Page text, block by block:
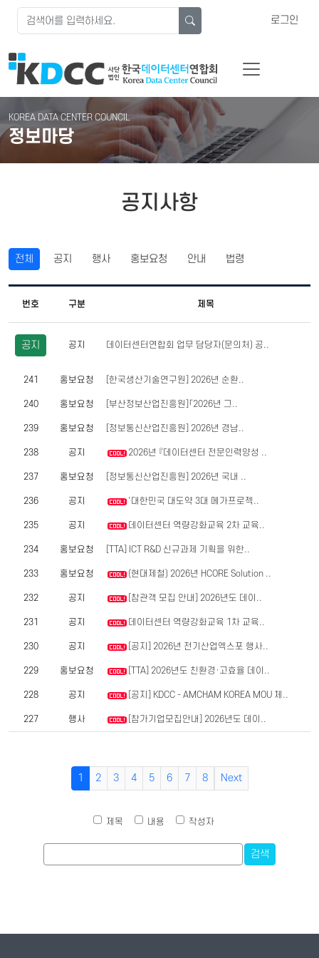
로그인
KOREA DATA CENTER COUNCIL
정보마당
공지사항
전체 공지 행사 홍보요청 안내 법령
번호 구분 제목
공지 공지 데이터센터연합회 업무 담당자(문의처) 공..
241 홍보요청 [한국생산기술연구원] 2026년 순환..
240 홍보요청 [부산정보산업진흥원]「2026년 그..
239 홍보요청 [정보통신산업진흥원] 2026년 경남..
238 공지 2026년 『데이터센터 전문인력양성 ..
237 홍보요청 [정보통신산업진흥원] 2026년 국내 ..
236 공지 ‘대한민국 대도약 3대 메가프로젝..
235 공지 데이터센터 역량강화교육 2차 교육..
234 홍보요청 [TTA] ICT R&D 신규과제 기획을 위한..
233 홍보요청 (현대제철) 2026년 HCORE Solution ..
232 공지 [참관객 모집 안내] 2026년도 데이..
231 공지 데이터센터 역량강화교육 1차 교육..
230 공지 [공지] 2026년 전기산업엑스포 행사..
229 홍보요청 [TTA] 2026년도 친환경·고효율 데이..
228 공지 [공지] KDCC - AMCHAM KOREA MOU 체..
227 행사 [참가기업모집안내] 2026년도 데이..
1 2 3 4 5 6 7 8 Next
제목 내용 작성자
검색